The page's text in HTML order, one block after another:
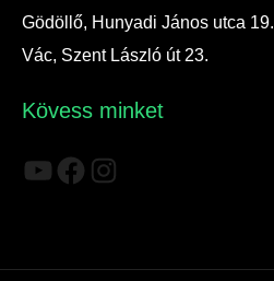
Gödöllő, Hunyadi János utca 19.
Vác, Szent László út 23.
Kövess minket
YouTube
Facebook
Instagram